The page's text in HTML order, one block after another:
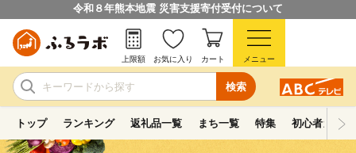
令和８年熊本地震 災害支援寄付受付について
検索
上限額 お気に入り カート メニュー
トップ ランキング 返礼品一覧 まち一覧 特集 初心者ガイド